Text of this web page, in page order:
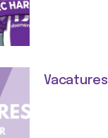
Vacatures